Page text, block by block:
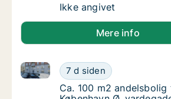
Ca. 85 m2 andelsbolig
Ikke angivet
Mere info
Ca. 100 m2
7 d siden
Ca. 100 m2 andelsbolig til salg
Ca. 100 m2
Ca. 100 m2